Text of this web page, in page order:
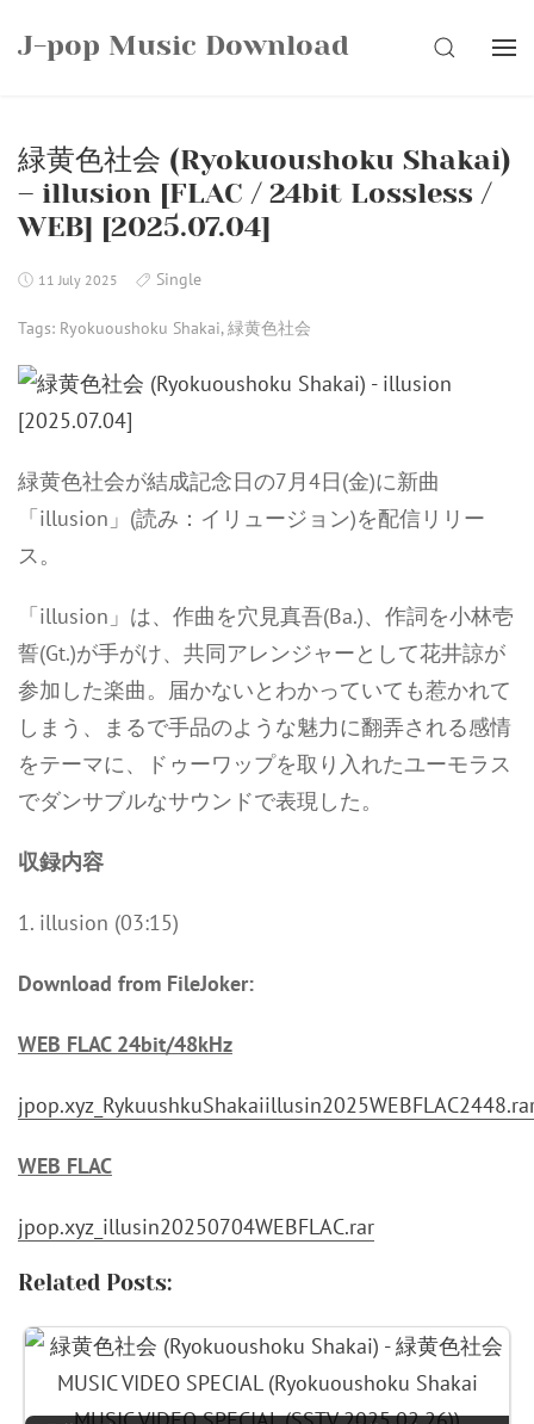
J-pop Music Download SEARCH
緑黄色社会 (Ryokuoushoku Shakai)
– illusion [FLAC / 24bit Lossless /
WEB] [2025.07.04]
11 July 2025 Single
Tags: Ryokuoushoku Shakai,緑黄色社会
緑黄色社会が結成記念日の7月4日(金)に新曲
「illusion」(読み：イリュージョン)を配信リリー
ス。
「illusion」は、作曲を穴見真吾(Ba.)、作詞を小林壱
誓(Gt.)が手がけ、共同アレンジャーとして花井諒が
参加した楽曲。届かないとわかっていても惹かれて
しまう、まるで手品のような魅力に翻弄される感情
をテーマに、ドゥーワップを取り入れたユーモラス
でダンサブルなサウンドで表現した。
収録内容
1. illusion (03:15)
Download from FileJoker:
WEB FLAC 24bit/48kHz
WEB FLAC
jpop.xyz_illusin20250704WEBFLAC.rar
Related Posts: